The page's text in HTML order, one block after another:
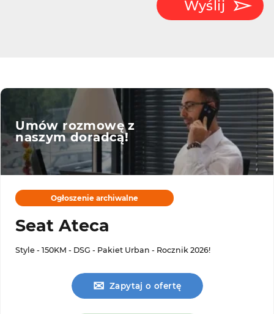
Wyślij
Umów rozmowę z
naszym doradcą!
Ogłoszenie archiwalne
Seat Ateca
Style - 150KM - DSG - Pakiet Urban - Rocznik 2026!
✉ Zapytaj o ofertę